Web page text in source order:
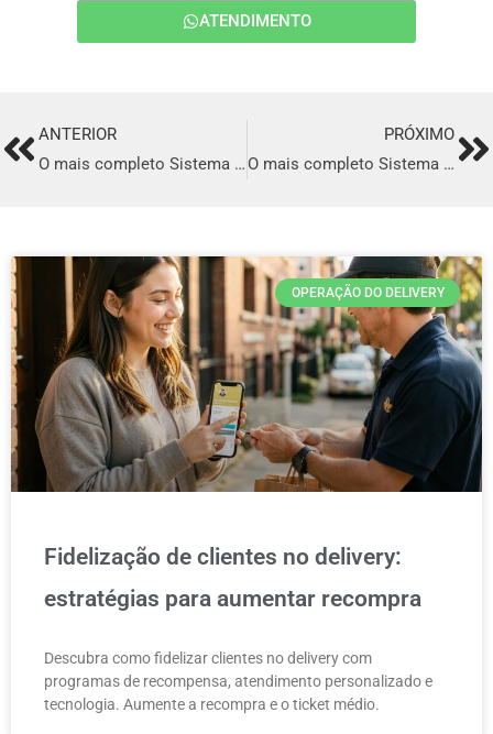
ATENDIMENTO
PrevANTERIOR
O mais completo Sistema para Delivery em Moji Das Cruzes
PRÓXIMO
O mais completo Sistema para Delivery em Campina Grande
OPERAÇÃO DO DELIVERY
Fidelização de clientes no delivery:
estratégias para aumentar recompra
Descubra como fidelizar clientes no delivery com
programas de recompensa, atendimento personalizado e
tecnologia. Aumente a recompra e o ticket médio.